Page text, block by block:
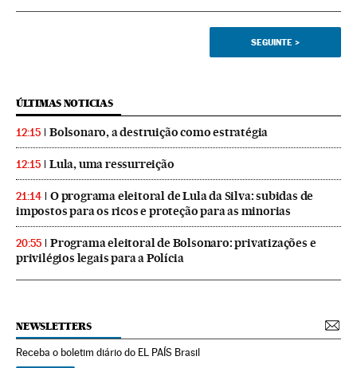
SEGUINTE >
ÚLTIMAS NOTICIAS
12:15 Bolsonaro, a destruição como estratégia
12:15 Lula, uma ressurreição
21:14
O programa eleitoral de Lula da Silva: subidas de
impostos para os ricos e proteção para as minorias
20:55
Programa eleitoral de Bolsonaro: privatizações e
privilégios legais para a Polícia
NEWSLETTERS
Receba o boletim diário do EL PAÍS Brasil